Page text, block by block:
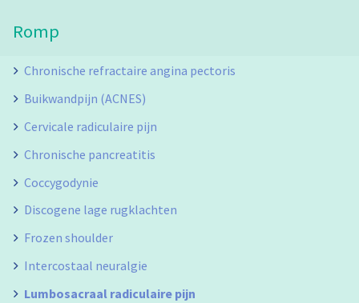
Romp
Chronische refractaire angina pectoris
Buikwandpijn (ACNES)
Cervicale radiculaire pijn
Chronische pancreatitis
Coccygodynie
Discogene lage rugklachten
Frozen shoulder
Intercostaal neuralgie
Lumbosacraal radiculaire pijn